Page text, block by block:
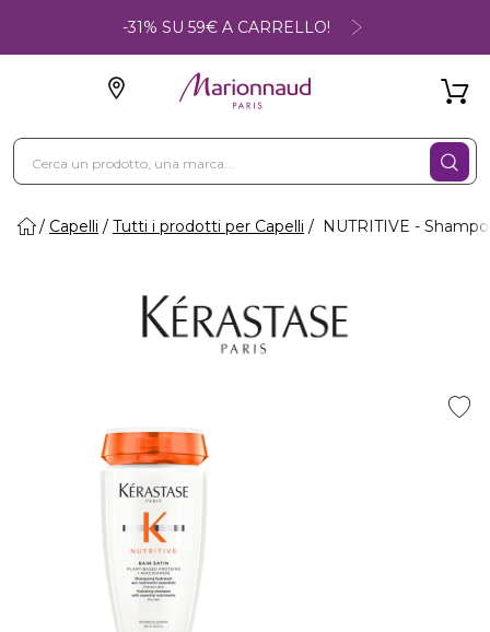
-31% SU 59€ A CARRELLO!
Capelli Tutti i prodotti per Capelli NUTRITIVE -